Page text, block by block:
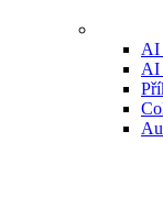
AI
AI